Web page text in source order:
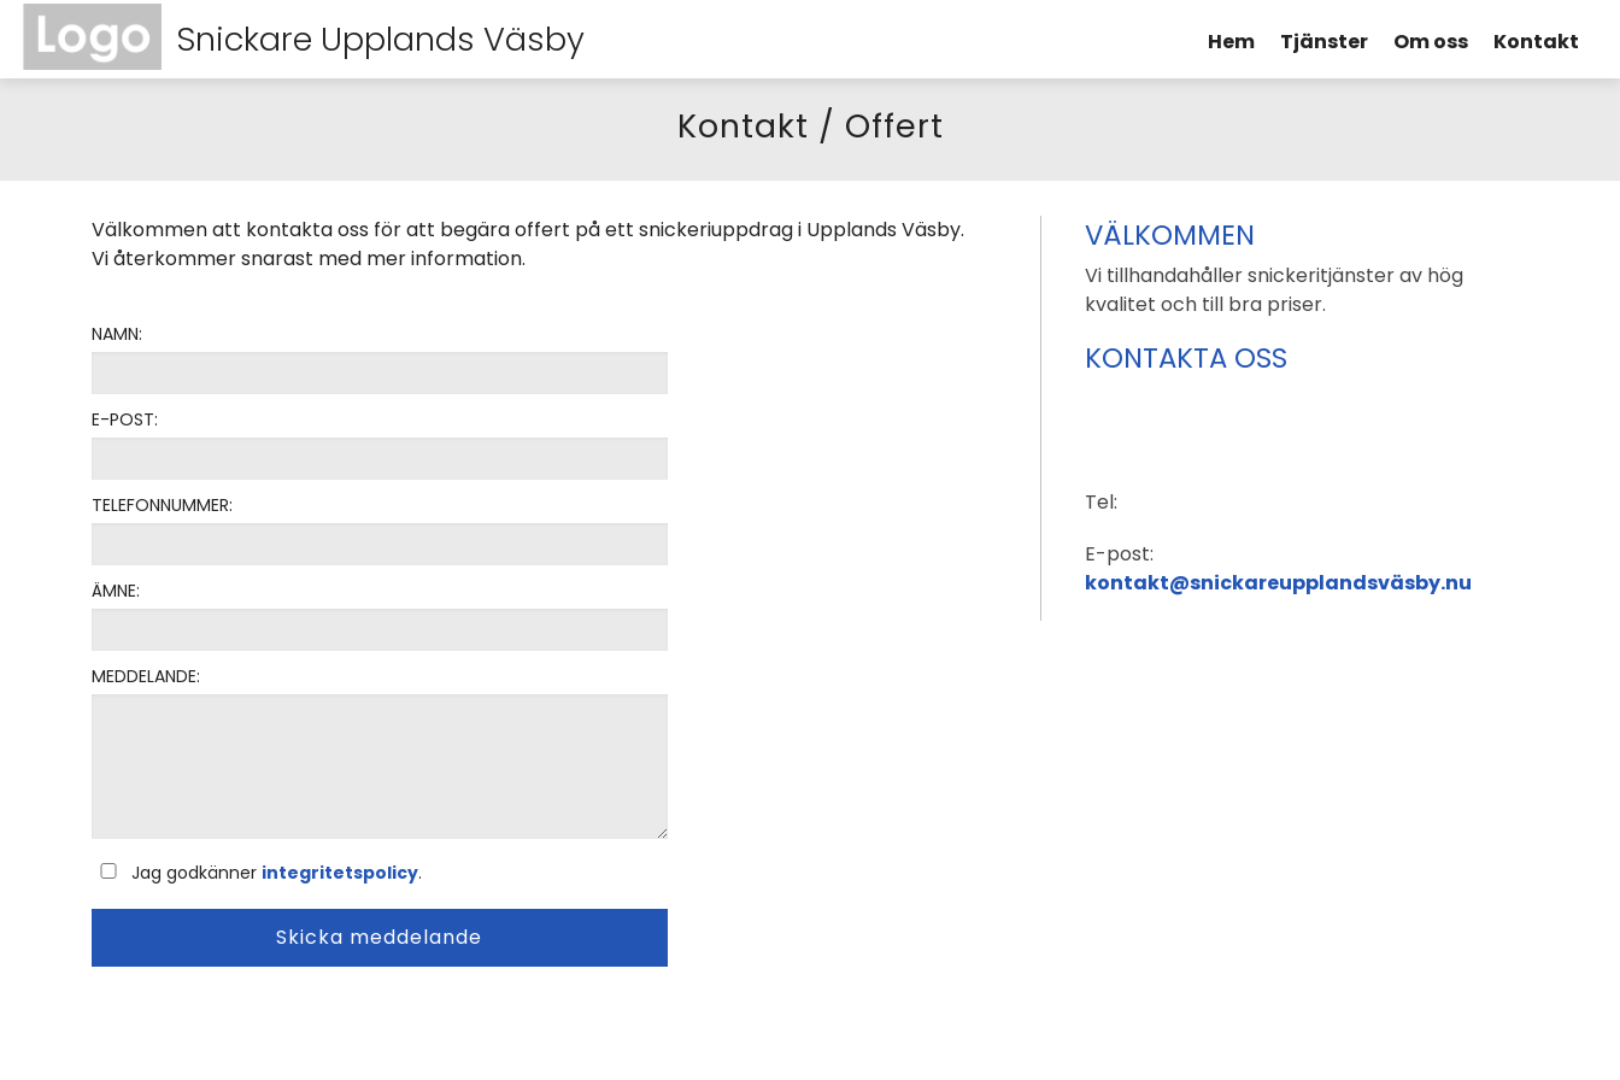
Hem Tjänster Om oss Kontakt
Snickare Upplands Väsby
Kontakt / Offert
Välkommen att kontakta oss för att begära offert på ett snickeriuppdrag i Upplands Väsby.
Vi återkommer snarast med mer information.
NAMN:
E-POST:
TELEFONNUMMER:
ÄMNE:
MEDDELANDE:
Jag godkänner integritetspolicy.
VÄLKOMMEN
Vi tillhandahåller snickeritjänster av hög
kvalitet och till bra priser.
KONTAKTA OSS
Tel:
E-post:
kontakt@snickareupplandsväsby.nu